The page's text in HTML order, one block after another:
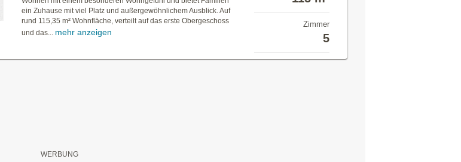
ein Zuhause mit viel Platz und außergewöhnlichem Ausblick. Auf
rund 115,35 m² Wohnfläche, verteilt auf das erste Obergeschoss
und das... mehr anzeigen
Zimmer
5